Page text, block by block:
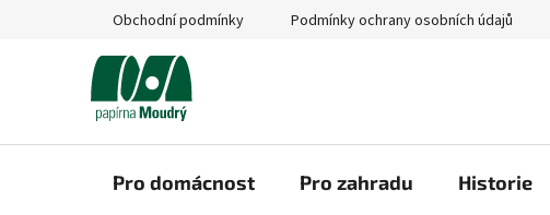
Obchodní podmínky Podmínky ochrany osobních údajů
Pro domácnost Pro zahradu Historie